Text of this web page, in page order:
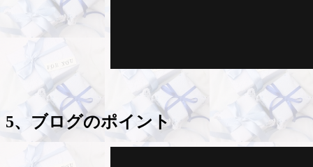
5、ブログのポイント